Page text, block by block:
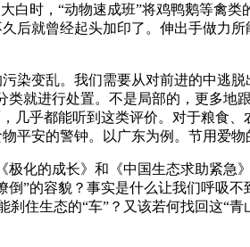
时，“动物速成班”将鸡鸭鹅等禽类
后就曾经起头加印了。伸出手做力
变乱。我们需要从对前进的中逃脱
就进行处置。不是局部的，更多地
几乎都能听到这类评价。对于粮食
平安的警钟。以广东为例。节用爱物
的成长》和《中国生态求助紧急
”的容貌？事实是什么让我们呼吸
住生态的“车”？又该若何找回这“